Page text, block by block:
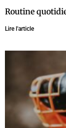
Routine
Lire l'article